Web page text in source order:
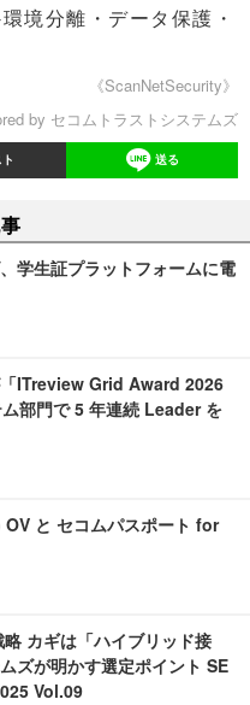
境分離・データ保護・
《ScanNetSecurity》
by セコムトラストシステムズ
送る
学生証プラットフォームに電
ITreview Grid Award 2026
部門で 5 年連続 Leader を
と セコムパスポート for
カギは「ハイブリッド接
ズが明かす選定ポイント SE
Vol.09